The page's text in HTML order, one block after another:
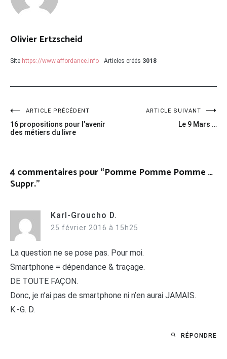
Olivier Ertzscheid
Site https://www.affordance.info Articles créés 3018
Navigation
de
ARTICLE PRÉCÉDENT
16 propositions pour l’avenir
des métiers du livre
ARTICLE SUIVANT
Le 9 Mars …
4 commentaires pour “Pomme Pomme Pomme …
Suppr.”
Karl-Groucho D.
25 février 2016 à 15h25
La question ne se pose pas. Pour moi.
Smartphone = dépendance & traçage.
DE TOUTE FAÇON.
Donc, je n’ai pas de smartphone ni n’en aurai JAMAIS.
K.-G. D.
RÉPONDRE